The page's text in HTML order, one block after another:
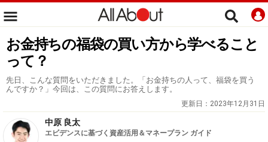
お金持ちの福袋の買い方から学べること
って？
先日、こんな質問をいただきました。「お金持ちの人って、福袋を買う
んですか？」今回は、この質問にお答えします。
更新日： 2023年12月31日
中原 良太
エビデンスに基づく資産活用＆マネープラン ガイド